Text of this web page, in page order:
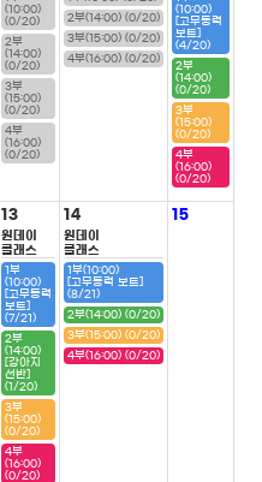
(10:00)
(0/20)
2부
(14:00)
(0/20)
3부
(15:00)
(0/20)
4부
(16:00)
(0/20)
2부(14:00) (0/20)
3부(15:00) (0/20)
4부(16:00) (0/20)
(10:00)
[고무동력
보트]
(4/20)
2부
(14:00)
(0/20)
3부
(15:00)
(0/20)
4부
(16:00)
(0/20)
13
원데이
클래스
1부
(10:00)
[고무동력
보트]
(7/21)
2부
(14:00)
[강아지
선반]
(1/20)
3부
(15:00)
(0/20)
4부
(16:00)
(0/20)
14
원데이
클래스
1부(10:00)
[고무동력 보트]
(8/21)
2부(14:00) (0/20)
3부(15:00) (0/20)
4부(16:00) (0/20)
15